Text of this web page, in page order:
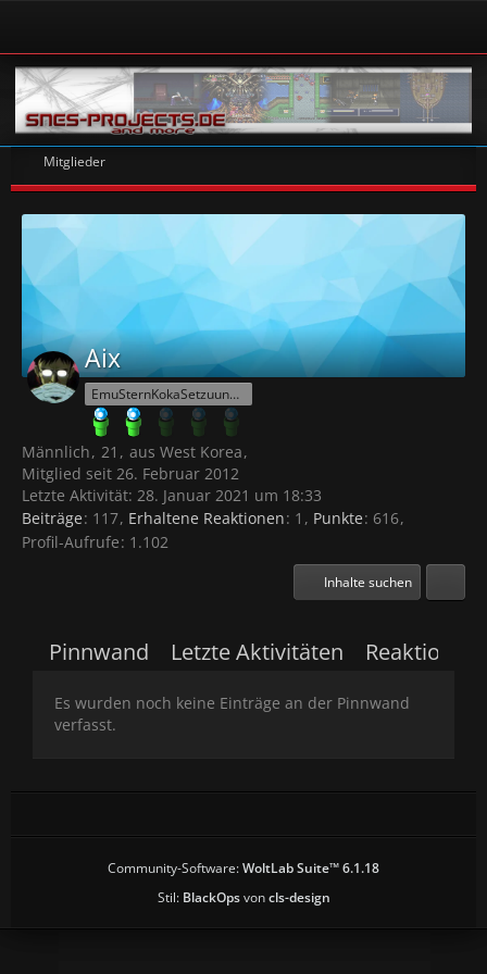
Mitglieder
Aix
EmuSternKokaSetzuungen
Männlich 21
aus West Korea
Mitglied seit 26. Februar 2012
Letzte Aktivität: 28. Januar 2021 um 18:33
Beiträge 117 Erhaltene Reaktionen 1 Punkte 616
Profil-Aufrufe 1.102
Inhalte suchen
Pinnwand Letzte Aktivitäten Reaktionen
Es wurden noch keine Einträge an der Pinnwand
verfasst.
Community-Software:WoltLab Suite™ 6.1.18
Stil: BlackOpsvoncls-design